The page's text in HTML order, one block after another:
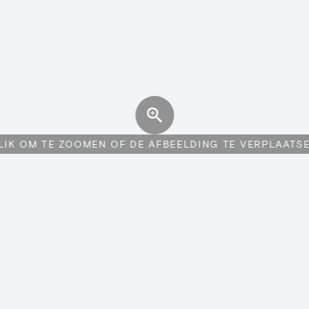
OM TE ZOOMEN OF DE AFBEELDING TE